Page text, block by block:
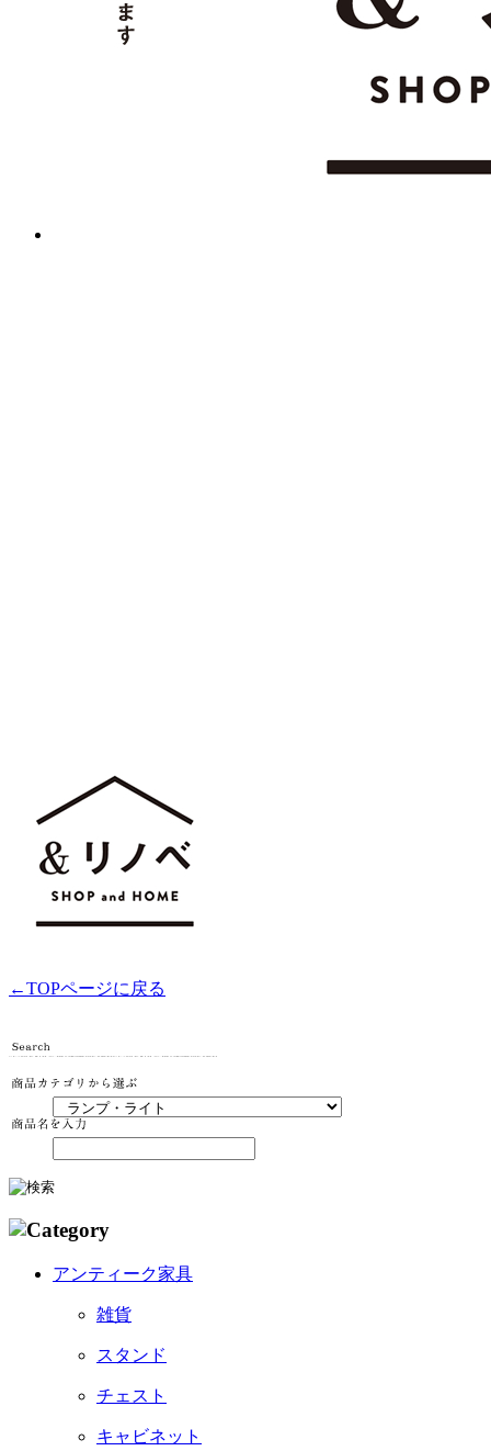
←TOPページに戻る
アンティーク家具
雑貨
スタンド
チェスト
キャビネット